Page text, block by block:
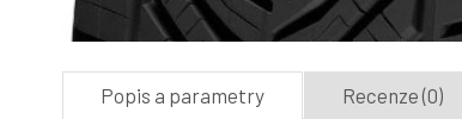
Popis a parametry Recenze (0)